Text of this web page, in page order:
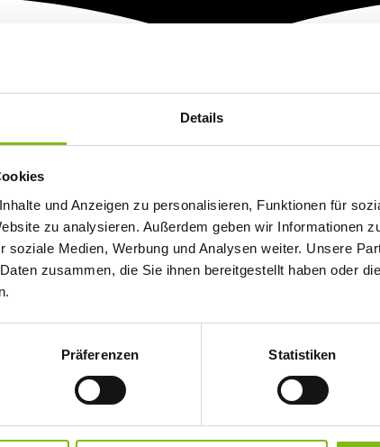
Details
und Anzeigen zu personalisieren, Funktionen für
zu analysieren. Außerdem geben wir Informationen
soziale Medien, Werbung und Analysen weiter. Unsere
zusammen, die Sie ihnen bereitgestellt haben oder
Präferenzen Statistiken